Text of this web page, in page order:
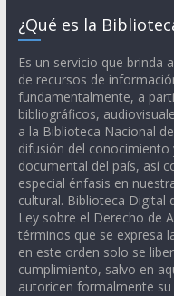
¿Qué es la
Es un servicio que brinda
de recursos de
fundamentalmente, a
bibliográficos,
a la Biblioteca Nacional
difusión del
documental del país, así
especial énfasis en
cultural. Biblioteca Digital
Ley sobre el Derecho de
términos que se expresa
en este orden solo se
cumplimiento, salvo en
autoricen formalmente